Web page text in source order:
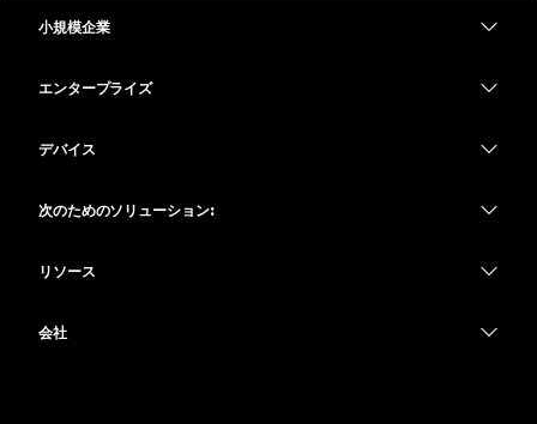
小規模企業
エンタープライズ
デバイス
次のためのソリューション:
リソース
会社